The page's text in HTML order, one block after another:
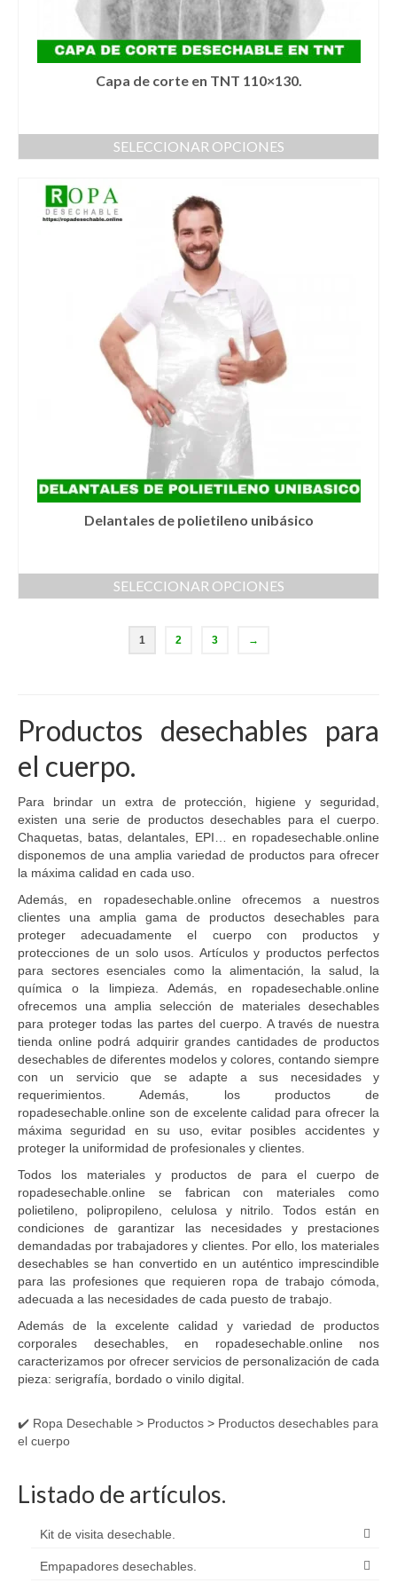
Capa de corte en TNT 110×130.
SELECCIONAR OPCIONES
tiene
múltiples
variantes.
Las
opciones
se
pueden
página
producto
Delantales de polietileno unibásico
SELECCIONAR OPCIONES
tiene
se
la
página
de
producto
1 2 3 →
Productos desechables para
el cuerpo.
Para brindar un extra de protección, higiene y seguridad,
existen una serie de productos desechables para el cuerpo.
Chaquetas, batas, delantales, EPI… en ropadesechable.online
disponemos de una amplia variedad de productos para ofrecer
la máxima calidad en cada uso.
Además, en ropadesechable.online ofrecemos a nuestros
clientes una amplia gama de productos desechables para
proteger adecuadamente el cuerpo con productos y
protecciones de un solo usos. Artículos y productos perfectos
para sectores esenciales como la alimentación, la salud, la
química o la limpieza. Además, en ropadesechable.online
ofrecemos una amplia selección de materiales desechables
para proteger todas las partes del cuerpo. A través de nuestra
tienda online podrá adquirir grandes cantidades de productos
desechables de diferentes modelos y colores, contando siempre
con un servicio que se adapte a sus necesidades y
requerimientos. Además, los productos de
ropadesechable.online son de excelente calidad para ofrecer la
máxima seguridad en su uso, evitar posibles accidentes y
proteger la uniformidad de profesionales y clientes.
Todos los materiales y productos de para el cuerpo de
ropadesechable.online se fabrican con materiales como
polietileno, polipropileno, celulosa y nitrilo. Todos están en
condiciones de garantizar las necesidades y prestaciones
demandadas por trabajadores y clientes. Por ello, los materiales
desechables se han convertido en un auténtico imprescindible
para las profesiones que requieren ropa de trabajo cómoda,
adecuada a las necesidades de cada puesto de trabajo.
Además de la excelente calidad y variedad de productos
corporales desechables, en ropadesechable.online nos
caracterizamos por ofrecer servicios de personalización de cada
pieza: serigrafía, bordado o vinilo digital.
✔️ Ropa Desechable > Productos > Productos desechables para
el cuerpo
Listado de artículos.
Kit de visita desechable.
Empapadores desechables.